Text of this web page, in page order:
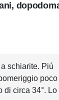
schiarite. Piú
poco
di circa 34°. Lo